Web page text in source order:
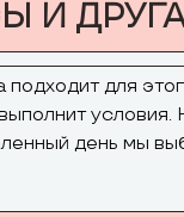
И
подходит для
день мы